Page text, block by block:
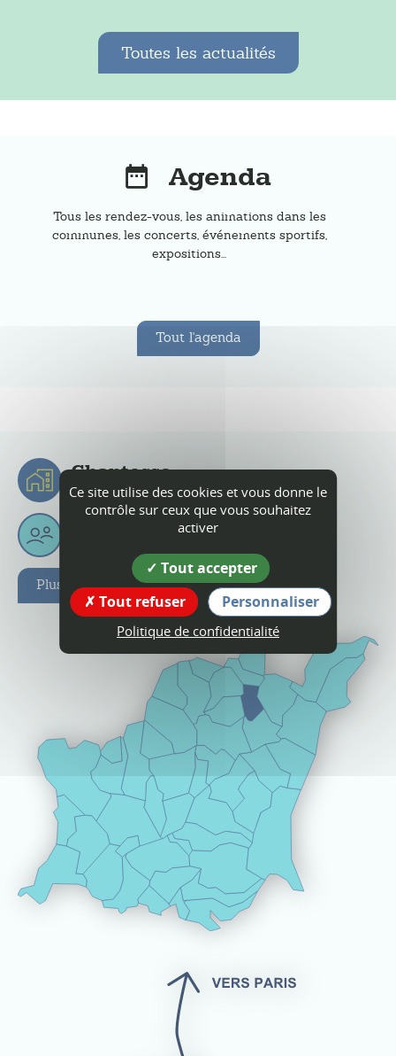
Toutes les actualités
Agenda
Tous les rendez-vous, les animations dans les
communes, les concerts, événements sportifs,
expositions...
Tout l'agenda
Chantesse
Chantessois & Chantessoises
2
Plus d'infos
Ce site utilise des cookies et vous donne le
contrôle sur ceux que vous souhaitez
activer
Tout accepter
Tout refuser
Personnaliser
Politique de confidentialité